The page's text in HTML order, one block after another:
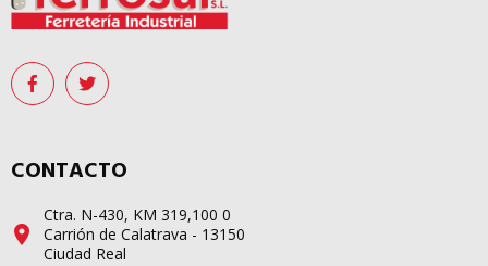
CONTACTO
Ctra. N-430, KM 319,100 0
Carrión de Calatrava - 13150
Ciudad Real